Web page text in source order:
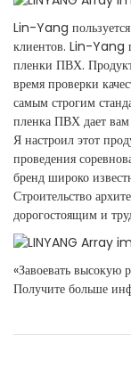
Lin-Yang
клиентов. Lin-Yang
пленки ПВХ.
время проверки
самым строгим
пленка ПВХ дает
Я настроил этот
проведения
бренд широко
Строительство
дорогостоящим и
«Завоевать
Получите больше